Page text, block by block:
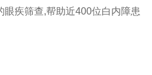
疾筛查,帮助近400位白内障患